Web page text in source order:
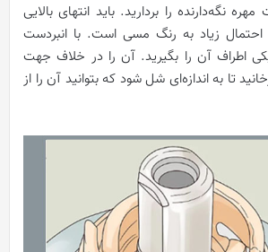
نگه‌دارنده را بردارید. باید انتهای بالایی
احتمال زیاد به رنگ مسی است. با انبردست
اطراف آن را بگیرید. آن را در خلاف جهت
تا به اندازه‌ای شل شود که بتوانید آن را از